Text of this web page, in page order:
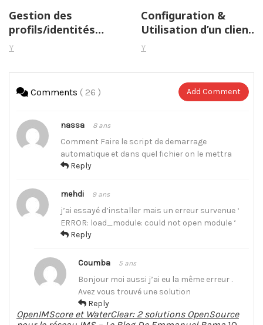
Gestion des
profils/identités
utilisateurs
Y
Configuration &
Utilisation d’un client
IMS
Y
Comments ( 26 ) Add Comment
nassa 8 ans
Comment Faire le script de demarrage
automatique et dans quel fichier on le mettra
Reply
mehdi 9 ans
j’ai essayé d’installer mais un erreur survenue ‘
ERROR: load_module: could not open module ‘
Reply
Coumba 5 ans
Bonjour moi aussi j’ai eu la même erreur .
Avez vous trouvé une solution
Reply
OpenIMScore et WaterClear: 2 solutions OpenSource